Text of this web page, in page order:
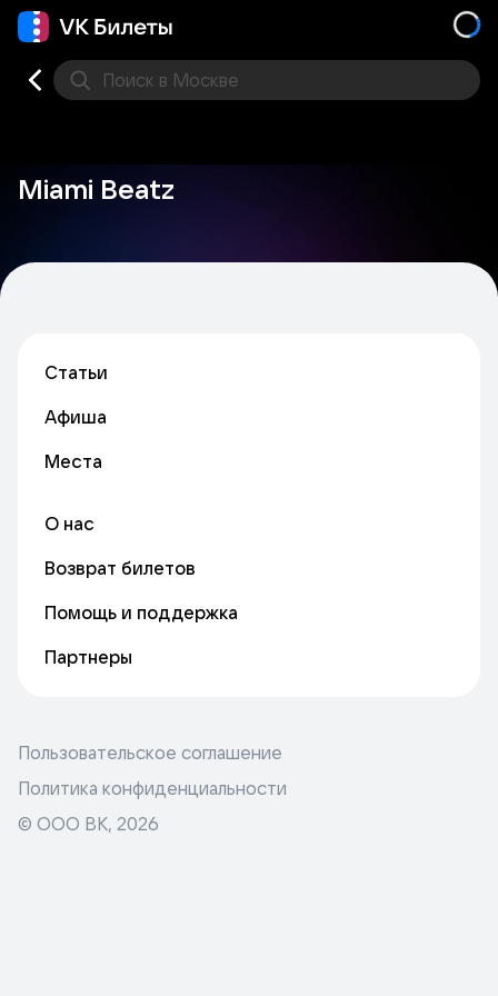
Поиск в Москве
Miami Beatz
Статьи
Афиша
Места
О нас
Возврат билетов
Помощь и поддержка
Партнеры
Пользовательское соглашение
Политика конфиденциальности
© ООО ВК, 2026